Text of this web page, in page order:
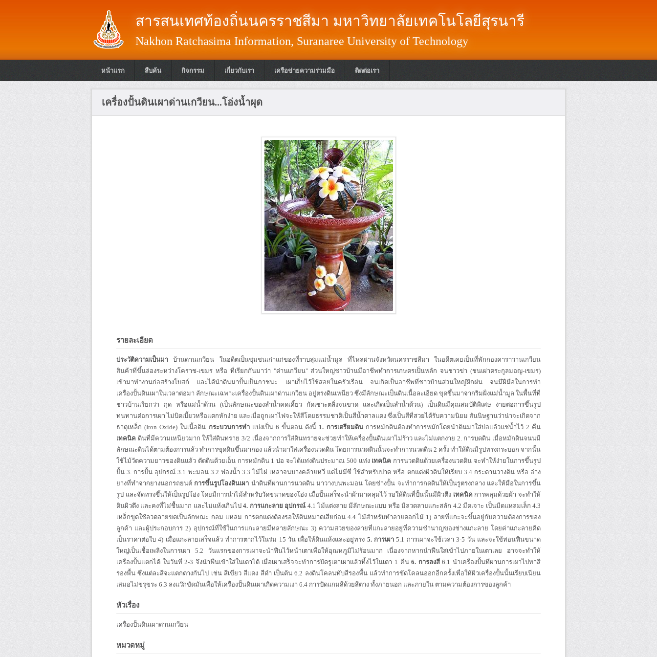
สารสนเทศท้องถิ่นนครราชสีมา มหาวิทยาลัยเทคโนโลยีสุรนารี
Nakhon Ratchasima Information, Suranaree University of Technology
หน้าแรก สืบค้น กิจกรรม เกี่ยวกับเรา เครือข่ายความร่วมมือ ติดต่อเรา
เครื่องปั้นดินเผาด่านเกวียน...โอ่งน้ำผุด
รายละเอียด
ประวัติความเป็นมา บ้านด่านเกวียน ในอดีตเป็นชุมชนเก่าแก่ของที่ราบลุ่มแม่น้ำมูล ที่ไหลผ่านจังหวัดนครราชสีมา ในอดีตเคยเป็นที่พักกองคาราวานเกวียน
สินค้าที่ขึ้นล่องระหว่างโคราช-เขมร หรือ ที่เรียกกันมาว่า "ด่านเกวียน" ส่วนใหญ่ชาวบ้านมีอาชีพทำการเกษตรเป็นหลัก จนชาวข่า (ชนเผ่าตระกูลมอญ-เขมร)
เข้ามาทำงานก่อสร้างโบสถ์ และได้นำดินมาปั้นเป็นภาชนะ เผาเก็บไว้ใช้สอยในครัวเรือน จนเกิดเป็นอาชีพที่ชาวบ้านส่วนใหญ่ฝึกฝน จนมีฝีมือในการทำ
เครื่องปั้นดินเผาในเวลาต่อมา ลักษณะเฉพาะเครื่องปั้นดินเผาด่านเกวียน อยู่ตรงดินเหนียว ซึ่งมีลักษณะเป็นดินเนื้อละเอียด ขุดขึ้นมาจากริมฝั่งแม่น้ำมูล ในพื้นที่ที่
ชาวบ้านเรียกว่า กุด หรือแม่น้ำด้วน (เป็นลักษณะของลำน้ำคดเคี้ยว กัดเซาะตลิ่งจนขาด และเกิดเป็นลำน้ำด้วน) เป็นดินมีคุณสมบัติพิเศษ ง่ายต่อการขึ้นรูป
ทนทานต่อการเผา ไม่บิดเบี้ยวหรือแตกหักง่าย และเมื่อถูกเผาไฟจะให้สีโดยธรรมชาติเป็นสีน้ำตาลแดง ซึ่งเป็นสีที่สวยได้รับความนิยม สันนิษฐานว่าน่าจะเกิดจาก
ธาตุเหล็ก (Iron Oxide) ในเนื้อดิน กระบวนการทำแบ่งเป็น 6 ขั้นตอน ดังนี้ 1. การเตรียมดินการหมักดินต้องทำการหมักโดยนำดินมาใส่บ่อแล้วแช่น้ำไว้ 2 คืน
เทคนิค ดินที่มีความเหนียวมาก ให้ใส่ดินทราย 3/2 เนื่องจากการใส่ดินทรายจะช่วยทำให้เครื่องปั้นดินเผาไม่ร้าว และไม่แตกง่าย 2. การบดดิน เมื่อหมักดินจนนมี
ลักษณะดินได้ตามต้องการแล้ว ทำการขุดดินขึ้นมากอง แล้วนำมาใส่เครื่องนวดดิน โดยการนวดดินนั้นจะทำการนวดดิน 2 ครั้ง ทำให้ดินมีรูปทรงกระบอก จากนั้น
ใช้ไม้วัดความยาวของดินแล้ว ตัดดินด้วยเอ็น การหมักดิน 1 บ่อ จะได้แท่งดินประมาณ 500 แท่ง เทคนิค การนวดดินด้วยเครื่องนวดดิน จะทำให้ง่ายในการขึ้นรูป
ปั้น 3. การปั้น อุปกรณ์ 3.1 พะมอน 3.2 ฟองน้ำ 3.3 ไม้ไผ่ เหลาจนบางคล้ายหวี แต่ไม่มีซี่ ใช้สำหรับปาด หรือ ตกแต่งผิวดินให้เรียบ 3.4 กระดานวางดิน หรือ อ่าง
ยางที่ทำจากยางนอกรถยนต์ การขึ้นรูปโองดินเผา นำดินที่ผ่านการนวดดิน มาวางบนพะมอน โดยช่างปั้น จะทำการกดดินให้เป็นรูตรงกลาง และให้มือในการขึ้น
รูป และจัดทรงขึ้นให้เป็นรูปโอ่ง โดยมีการนำไม้สำหรับวัดขนาดของโอ่ง เมื่อปั้นเสร็จะนำผ้ามาคลุมไว้ รอให้ดินที่ปั้นนั้นมีผิวตึง เทคนิค การคลุมด้วยผ้า จะทำให้
ดินผิวตึง และคงที่ไม่ชื้นมาก และไม่แห้งเกินไป4. การแกะลาย อุปกรณ์ 4.1 ไม้แต่งลาย มีลักษณะแบบ หรือ มีลวดลายแกะสลัก 4.2 มีดเจาะ เป็นมีดแหลมเล็ก 4.3
เหล็กขูดใช้ลวดลายขดเป็นลักษณะ กลม แหลม การตกแต่งต้องรอให้ดินหมาดเสียก่อน 4.4 ไม้สำหรับทำลายดอกไม้ 1) ลายที่แกะจะขึ้นอยู่กับความต้องการของ
ลูกค้า และผู้ประกอบการ 2) อุปกรณ์ที่ใช้ในการแกะลายมีหลายลักษณะ 3) ความสวยของลายที่แกะลายอยู่ที่ความชำนาญของช่างแกะลาย โดยค่าแกะลายคิด
เป็นราคาต่อใบ 4) เมื่อแกะลายเสร็จแล้ว ทำการตากไว้ในร่ม 15 วัน เพื่อให้ดินแห้งและอยู่ทรง 5. การเผา 5.1 การเผาจะใช้เวลา 3-5 วัน และจะใช้ท่อนฟืนขนาด
ใหญ่เป็นเชื้อเพลิงในการเผา 5.2 วันแรกของการเผาจะนำฟืนไว้หน้าเตาเพื่อให้อุณหภูมิไม่ร้อนมาก เนื่องจากหากนำฟืนใส่เข้าไปภายในเตาเลย อาจจะทำให้
เครื่องปั้นแตกได้ ในวันที่ 2-3 จึงนำฟืนเข้าใส่ในเตาได้ เมื่อเผาเสร็จจะทำการปิดรูเตาเผาแล้วทิ้งไว้ในเตา 1 คืน6. การลงสี6.1 นำเครื่องปั้นที่ผ่านการเผาไปทาสี
รองพื้น ซึ่งแต่ละสีจะแตกต่างกันไป เช่น สีเขียว สีแดง สีดำ เป็นต้น 6.2 ลงดินโคลนทับสีรองพื้น แล้วทำการขัดโคลนออกอีกครั้งเพื่อให้ผิวเครื่องปั้นนั้นเรียบเนียน
เสมอไม่ขรุขระ 6.3 ลงแว๊กขัดมันเพื่อให้เครื่องปั้นดินเผาเกิดความเงา 6.4 การปัดแกมสีด้วยสีต่าง ทั้งภายนอก และภายใน ตามความต้องการของลูกค้า
หัวเรื่อง
เครื่องปั้นดินเผาด่านเกวียน
หมวดหมู่